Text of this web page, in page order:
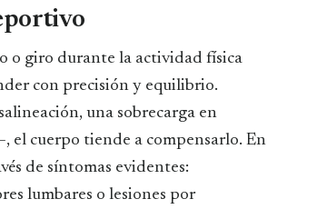
o giro durante la actividad física
con precisión y equilibrio.
una sobrecarga en
el cuerpo tiende a compensarlo. En
de síntomas evidentes:
lumbares o lesiones por